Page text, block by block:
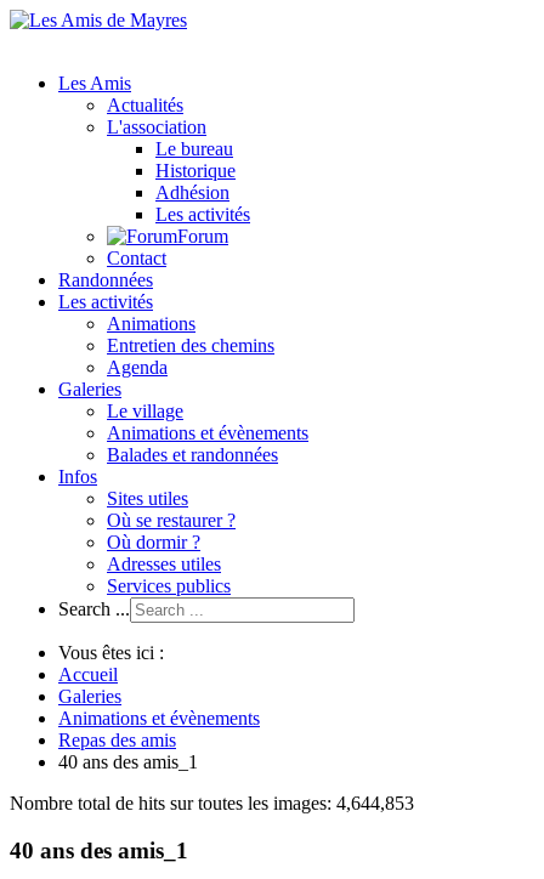
Les Amis
Actualités
L'association
Le bureau
Historique
Adhésion
Les activités
Forum
Contact
Randonnées
Les activités
Animations
Entretien des chemins
Agenda
Galeries
Le village
Animations et évènements
Balades et randonnées
Infos
Sites utiles
Où se restaurer ?
Où dormir ?
Adresses utiles
Services publics
Search ...
Vous êtes ici :
Accueil
Galeries
Animations et évènements
Repas des amis
40 ans des amis_1
Nombre total de hits sur toutes les images: 4,644,853
40 ans des amis_1